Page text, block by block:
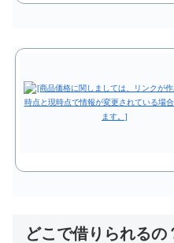
どこで借りられるの